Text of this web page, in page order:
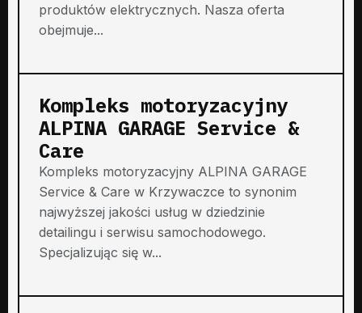
produktów elektrycznych. Nasza oferta
obejmuje...
Kompleks motoryzacyjny
ALPINA GARAGE Service &
Care
Kompleks motoryzacyjny ALPINA GARAGE
Service & Care w Krzywaczce to synonim
najwyższej jakości usług w dziedzinie
detailingu i serwisu samochodowego.
Specjalizując się w...